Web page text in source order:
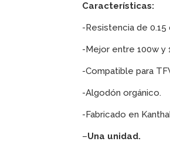
Características:
-Resistencia de 0.15
-Mejor entre 100w y
-Compatible para
-Algodón orgánico.
-Fabricado en
–Una unidad.